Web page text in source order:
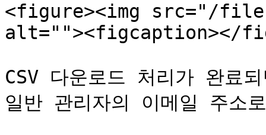
<figure><img src="/files/
alt=""><figcaption></
CSV 다운로드 처리가 완료
일반 관리자의 이메일 주소